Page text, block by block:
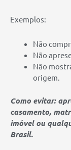
Exemplos:
Não
Não
Não
origem.
Como evitar:
casamento,
imóvel ou
Brasil.